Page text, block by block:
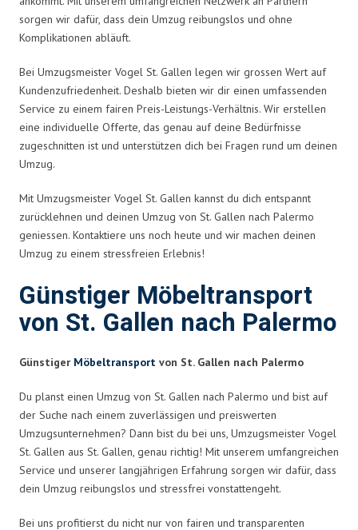
sorgen wir dafür, dass dein Umzug reibungslos und ohne
Komplikationen abläuft.
Bei Umzugsmeister Vogel St. Gallen legen wir grossen Wert auf
Kundenzufriedenheit. Deshalb bieten wir dir einen umfassenden
Service zu einem fairen Preis-Leistungs-Verhältnis. Wir erstellen
eine individuelle Offerte, das genau auf deine Bedürfnisse
zugeschnitten ist und unterstützen dich bei Fragen rund um deinen
Umzug.
Mit Umzugsmeister Vogel St. Gallen kannst du dich entspannt
zurücklehnen und deinen Umzug von St. Gallen nach Palermo
geniessen. Kontaktiere uns noch heute und wir machen deinen
Umzug zu einem stressfreien Erlebnis!
Günstiger Möbeltransport
von St. Gallen nach Palermo
Günstiger Möbeltransport von St. Gallen nach Palermo
Du planst einen Umzug von St. Gallen nach Palermo und bist auf
der Suche nach einem zuverlässigen und preiswerten
Umzugsunternehmen? Dann bist du bei uns, Umzugsmeister Vogel
St. Gallen aus St. Gallen, genau richtig! Mit unserem umfangreichen
Service und unserer langjährigen Erfahrung sorgen wir dafür, dass
dein Umzug reibungslos und stressfrei vonstattengeht.
Bei uns profitierst du nicht nur von fairen und transparenten